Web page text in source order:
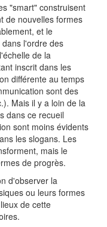
"smart" construisent
de nouvelles formes
et le
l'ordre des
de la
inscrit dans les
différente au temps
sont des
Mais il y a loin de la
dans ce recueil
sont moins évidents
les slogans. Les
mais le
de progrès.
d'observer la
ou leurs formes
de cette